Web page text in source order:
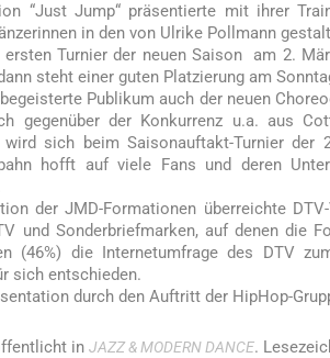
“Just Jump“ präsentierte mit ihrer
in den von Ulrike Pollmann
Turnier der neuen Saison am 2.
steht einer guten Platzierung am
Publikum auch der neuen
gegenüber der Konkurrenz u.a. aus
wird sich beim Saisonauftakt-Turnier
hofft auf viele Fans und deren
der JMD-Formationen überreichte
und Sonderbriefmarken, auf denen die
(46%) die Internetumfrage des DTV
sich entschieden.
durch den Auftritt der HipHop-
in JAZZ & MODERN DANCE.